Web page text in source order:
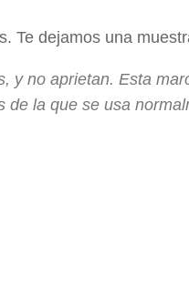
Te dejamos una
y no aprietan. Esta
la que se usa